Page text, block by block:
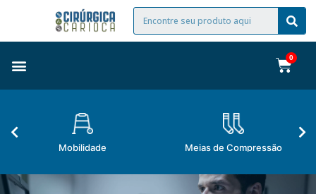
Mobilidade Meias de Compressão